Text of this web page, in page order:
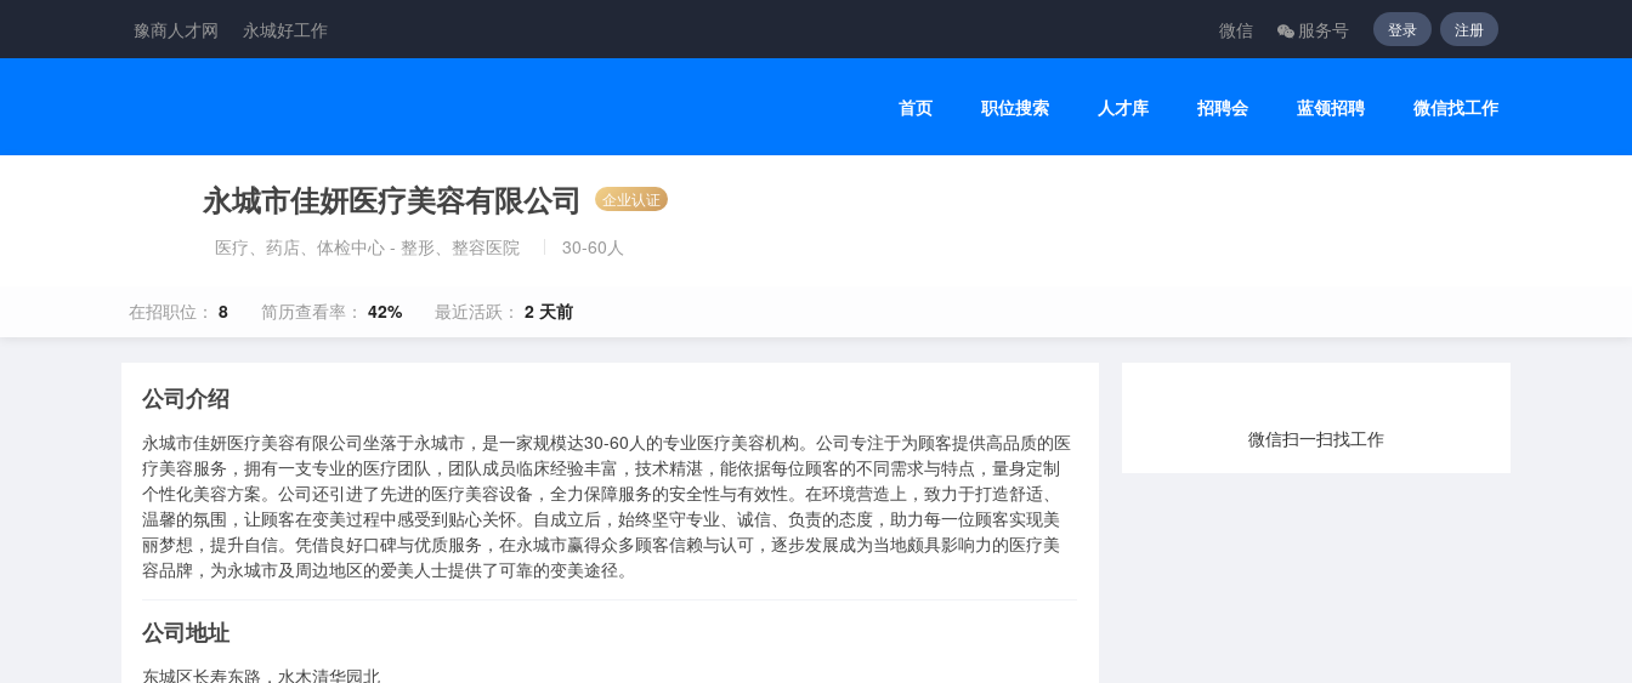
豫商人才网 永城好工作 微信 服务号 登录 注册
首页 职位搜索 人才库 招聘会 蓝领招聘 微信找工作
永城市佳妍医疗美容有限公司 企业认证
医疗、药店、体检中心 - 整形、整容医院 30-60人
在招职位： 8 简历查看率： 42% 最近活跃： 2 天前
公司介绍
永城市佳妍医疗美容有限公司坐落于永城市，是一家规模达30-60人的专业医疗美容机构。公司专注于为顾客提供高品质的医
疗美容服务，拥有一支专业的医疗团队，团队成员临床经验丰富，技术精湛，能依据每位顾客的不同需求与特点，量身定制
个性化美容方案。公司还引进了先进的医疗美容设备，全力保障服务的安全性与有效性。在环境营造上，致力于打造舒适、
温馨的氛围，让顾客在变美过程中感受到贴心关怀。自成立后，始终坚守专业、诚信、负责的态度，助力每一位顾客实现美
丽梦想，提升自信。凭借良好口碑与优质服务，在永城市赢得众多顾客信赖与认可，逐步发展成为当地颇具影响力的医疗美
容品牌，为永城市及周边地区的爱美人士提供了可靠的变美途径。
公司地址
东城区长寿东路，水木清华园北
微信扫一扫找工作